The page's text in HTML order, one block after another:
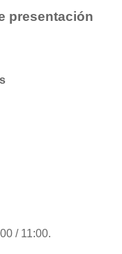
presentación
/ 11:00.